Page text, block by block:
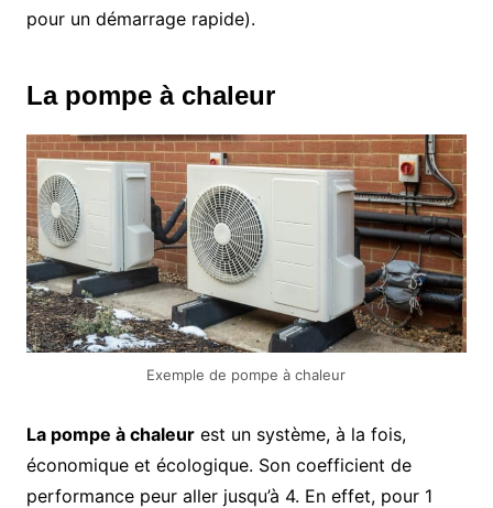
pour un démarrage rapide).
La pompe à chaleur
Exemple de pompe à chaleur
La pompe à chaleurest un système, à la fois,
économique et écologique. Son coefficient de
performance peur aller jusqu’à 4. En effet, pour 1